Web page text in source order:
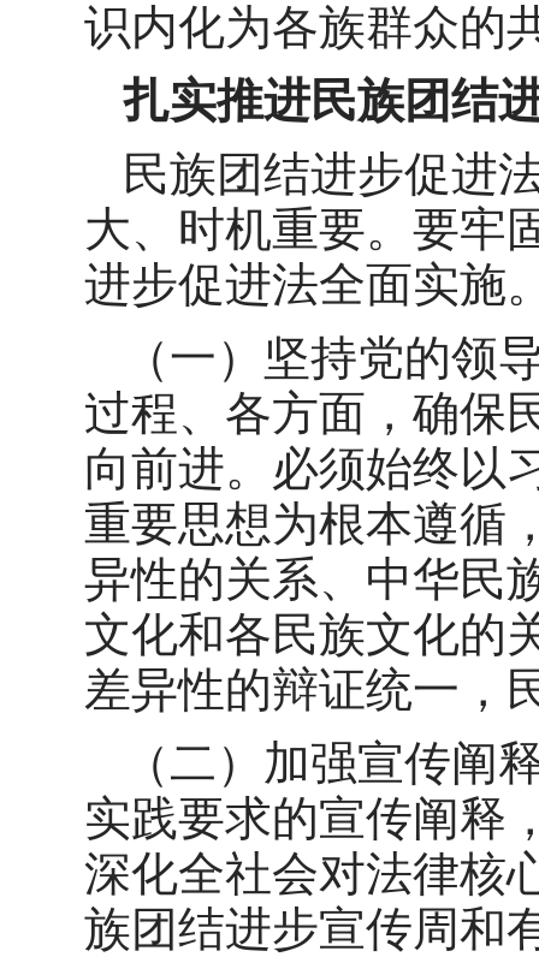
识内化为各族群众的
扎实推进民族团结
民族团结进步促进
大、时机重要。要牢
进步促进法全面实施
（一）坚持党的领
过程、各方面，确保
向前进。必须始终以
重要思想为根本遵循
异性的关系、中华民
文化和各民族文化的
差异性的辩证统一，
（二）加强宣传阐
实践要求的宣传阐释
深化全社会对法律核
族团结进步宣传周和